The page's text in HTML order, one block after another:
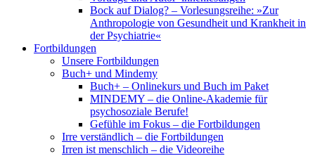
Bock auf Dialog? – Vorlesungsreihe: »Zur
Anthropologie von Gesundheit und Krankheit in
der Psychiatrie«
Fortbildungen
Unsere Fortbildungen
Buch+ und Mindemy
Buch+ – Onlinekurs und Buch im Paket
MINDEMY – die Online-Akademie für
psychosoziale Berufe!
Gefühle im Fokus – die Fortbildungen
Irre verständlich – die Fortbildungen
Irren ist menschlich – die Videoreihe